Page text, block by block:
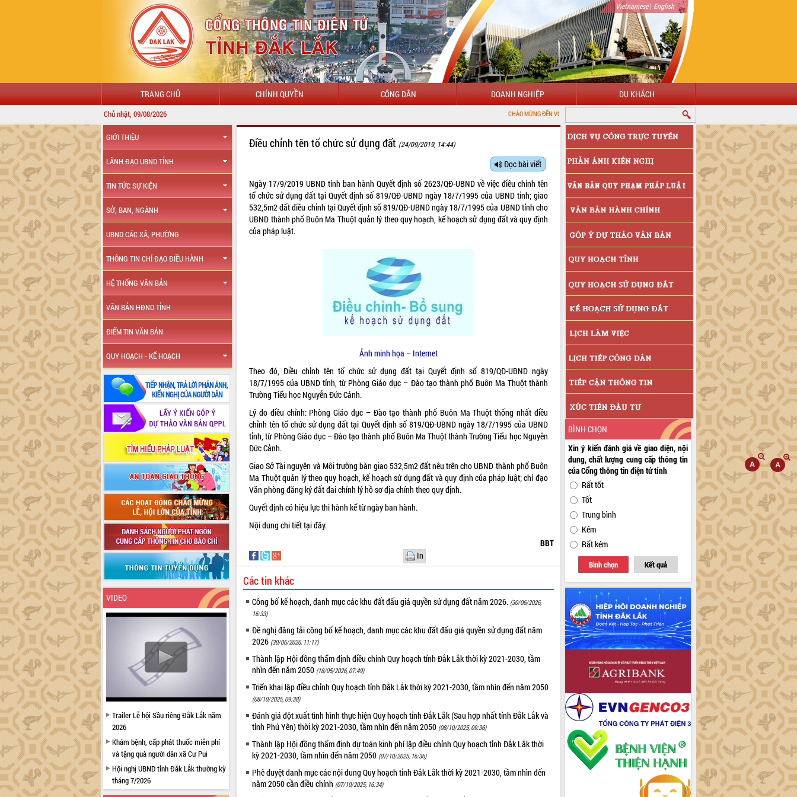
Vietnamese| English
TRANG CHỦ CHÍNH QUYỀN CÔNG DÂN DOANH NGHIỆP DU KHÁCH
Chủ nhật, 09/08/2026 CHÀO MỪNG ĐẾN VỚI CỔNG THÔNG TIN ĐIỆN TỬ TỈNH ĐẮK LẮK
GIỚI THIỆU
LÃNH ĐẠO UBND TỈNH
TIN TỨC SỰ KIỆN
SỞ, BAN, NGÀNH
UBND CÁC XÃ, PHƯỜNG
THÔNG TIN CHỈ ĐẠO ĐIỀU HÀNH
HỆ THỐNG VĂN BẢN
VĂN BẢN HĐND TỈNH
ĐIỂM TIN VĂN BẢN
QUY HOẠCH - KẾ HOẠCH
VIDEO
Trailer Lễ hội Sầu riêng Đắk Lắk năm
2026
Khám bệnh, cấp phát thuốc miễn phí
và tặng quà người dân xã Cư Pui
Hội nghị UBND tỉnh Đắk Lắk thường kỳ
tháng 7/2026
Điều chỉnh tên tổ chức sử dụng đất (24/09/2019, 14:44)
Đọc bài viết
Ngày 17/9/2019 UBND tỉnh ban hành Quyết định số 2623/QĐ-UBND về việc điều chỉnh tên
tổ chức sử dụng đất tại Quyết định số 819/QĐ-UBND ngày 18/7/1995 của UBND tỉnh; giao
532,5m2 đất điều chỉnh tại Quyết định số 819/QĐ-UBND ngày 18/7/1995 của UBND tỉnh cho
UBND thành phố Buôn Ma Thuột quản lý theo quy hoạch, kế hoạch sử dụng đất và quy định
của pháp luật.
Ảnh minh họa – Internet
Theo đó, Điều chỉnh tên tổ chức sử dụng đất tại Quyết định số 819/QĐ-UBND ngày
18/7/1995 của UBND tỉnh, từ Phòng Giáo dục – Đào tạo thành phố Buôn Ma Thuột thành
Trường Tiểu học Nguyễn Đức Cảnh.
Lý do điều chỉnh: Phòng Giáo dục – Đào tạo thành phố Buôn Ma Thuột thống nhất điều
chỉnh tên tổ chức sử dụng đất tại Quyết định số 819/QĐ-UBND ngày 18/7/1995 của UBND
tỉnh, từ Phòng Giáo dục – Đào tạo thành phố Buôn Ma Thuột thành Trường Tiểu học Nguyễn
Đức Cảnh.
Giao Sở Tài nguyên và Môi trường bàn giao 532,5m2 đất nêu trên cho UBND thành phố Buôn
Ma Thuột quản lý theo quy hoạch, kế hoạch sử dụng đất và quy định của pháp luật; chỉ đạo
Văn phòng đăng ký đất đai chỉnh lý hồ sơ địa chính theo quy định.
Quyết định có hiệu lực thi hành kể từ ngày ban hành.
Nội dung chi tiếttại đây.
BBT
In
Các tin khác
Công bố kế hoạch, danh mục các khu đất đấu giá quyền sử dụng đất năm 2026. (30/06/2026,
16:33)
Đề nghị đăng tải công bố kế hoạch, danh mục các khu đất đấu giá quyền sử dụng đất năm
2026 (30/06/2026, 11:17)
Thành lập Hội đồng thẩm định điều chỉnh Quy hoạch tỉnh Đắk Lắk thời kỳ 2021-2030, tầm
nhìn đến năm 2050 (18/05/2026, 07:49)
Triển khai lập điều chỉnh Quy hoạch tỉnh Đắk Lắk thời kỳ 2021-2030, tầm nhìn đến năm 2050
(08/10/2025, 09:38)
Đánh giá đột xuất tình hình thực hiện Quy hoạch tỉnh Đắk Lắk (Sau hợp nhất tỉnh Đắk Lắk và
tỉnh Phú Yên) thời kỳ 2021-2030, tầm nhìn đến năm 2050 (08/10/2025, 09:36)
Thành lập Hội đồng thẩm định dự toán kinh phí lập điều chỉnh Quy hoạch tỉnh Đắk Lắk thời
kỳ 2021-2030, tầm nhìn đến năm 2050 (07/10/2025, 16:36)
Phê duyệt danh mục các nội dung Quy hoạch tỉnh Đắk Lắk thời kỳ 2021-2030, tầm nhìn đến
năm 2050 cần điều chỉnh (07/10/2025, 16:34)
BÌNH CHỌN
Xin ý kiến đánh giá về giao diện, nội
dung, chất lượng cung cấp thông tin
của Cổng thông tin điện tử tỉnh
Rất tốt
Tốt
Trung bình
Kém
Rất kém
Bình chọn Kết quả